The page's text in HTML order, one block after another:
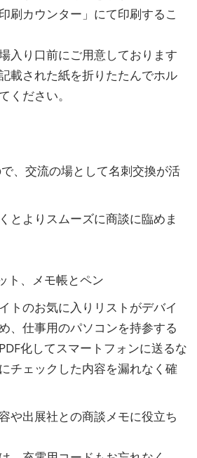
刷カウンター」にて印刷するこ
入り口前にご用意しております
載された紙を折りたたんでホル
ください。
、交流の場として名刺交換が活
とよりスムーズに商談に臨めま
ト、メモ帳とペン
トのお気に入りリストがデバイ
、仕事用のパソコンを持参する
化してスマートフォンに送るな
チェックした内容を漏れなく確
や出展社との商談メモに役立ち